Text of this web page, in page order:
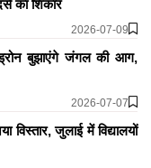
का शिकार
2026-07-09
बुझाएंगे जंगल की आग,
2026-07-07
जुलाई में विद्यालयों